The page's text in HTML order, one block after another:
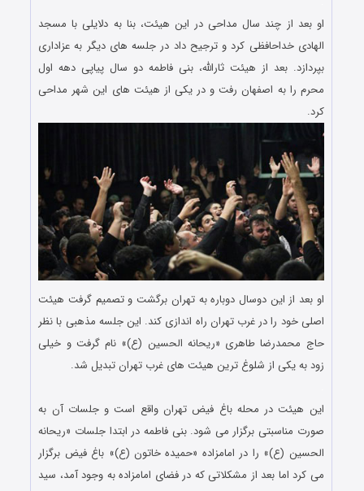
او بعد از چند سال مداحی در این هیئت، بنا به دلایلی با مسجد
الهادی خداحافظی کرد و ترجیح داد در جلسه های دیگر به عزاداری
بپردازد. بعد از هیئت ثارالله، بنی فاطمه دو سال پیاپی دهه اول
محرم را به اصفهان رفت و در یکی از هیئت های این شهر مداحی
کرد.
او بعد از این دوسال دوباره به تهران برگشت و تصمیم گرفت هیئت
اصلی خود را در غرب تهران راه اندازی کند. این جلسه مذهبی با نظر
حاج محمدرضا طاهری «ریحانه الحسین (ع)» نام گرفت و خیلی
زود به یکی از شلوغ ترین هیئت های غرب تهران تبدیل شد.
این هیئت در محله باغ فیض تهران واقع است و جلسات آن به
صورت مناسبتی برگزار می شود. بنی فاطمه در ابتدا جلسات «ریحانه
الحسین (ع)» را در امامزاده «حمیده خاتون (ع)» باغ فیض برگزار
می کرد اما بعد از مشکلاتی که در فضای امامزاده به وجود آمد، سید